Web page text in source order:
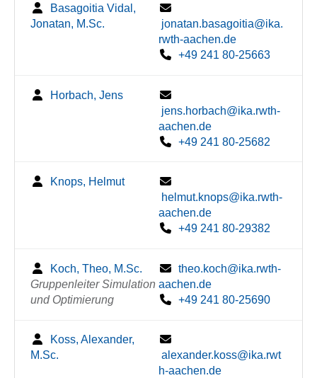
Basagoitia Vidal,
Jonatan, M.Sc.
jonatan.basagoitia@ika.
rwth-aachen.de
+49 241 80-25663
Horbach, Jens
jens.horbach@ika.rwth-
aachen.de
+49 241 80-25682
Knops, Helmut
helmut.knops@ika.rwth-
aachen.de
+49 241 80-29382
Koch, Theo, M.Sc.
Gruppenleiter Simulation
und Optimierung
theo.koch@ika.rwth-
aachen.de
+49 241 80-25690
Koss, Alexander,
M.Sc.
alexander.koss@ika.rwt
h-aachen.de